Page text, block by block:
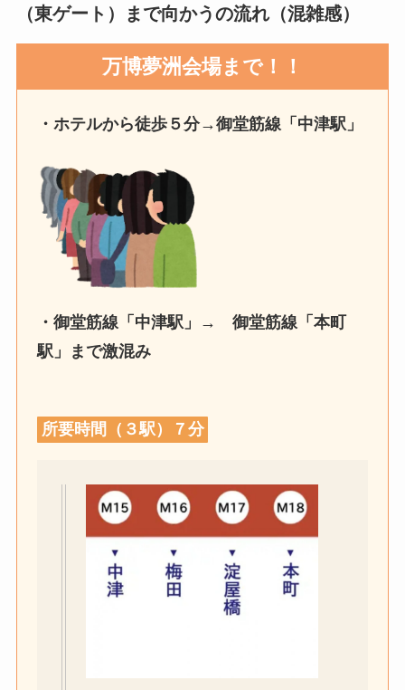
（東ゲート）まで向かうの流れ（混雑感）
万博夢洲会場まで！！
・ホテルから徒歩５分→御堂筋線「中津駅」
・御堂筋線「中津駅」→ 御堂筋線「本町
駅」まで激混み
所要時間（３駅）７分